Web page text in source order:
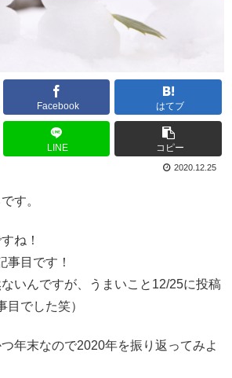
Facebook はてブ
LINE コピー
2020.12.25
す。
ね！
事目です！
ないんですが、うまいこと12/25に投稿
目でした笑）
年末なので2020年を振り返ってみよ